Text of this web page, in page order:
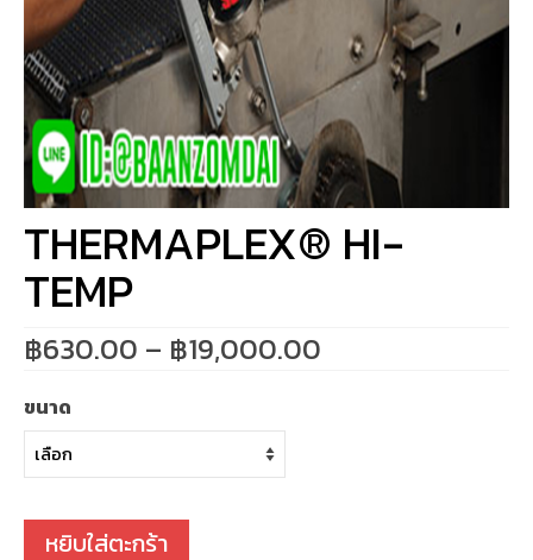
THERMAPLEX® HI-
TEMP
฿630.00 – ฿19,000.00
ขนาด
หยิบใส่ตะกร้า